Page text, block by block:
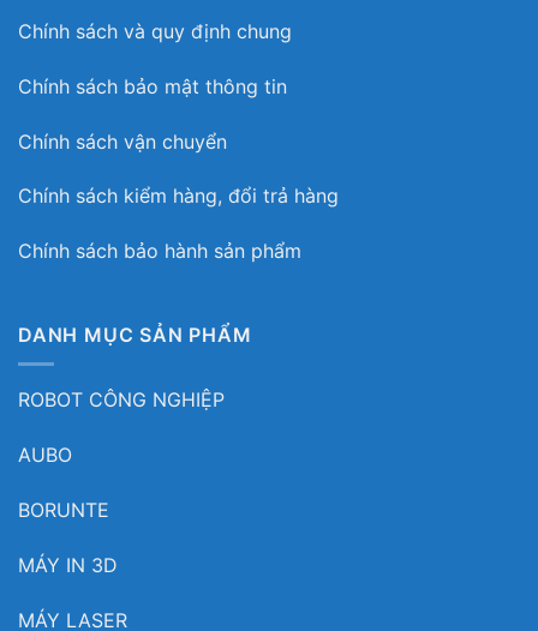
Chính sách và quy định chung
Chính sách bảo mật thông tin
Chính sách vận chuyển
Chính sách kiểm hàng, đổi trả hàng
Chính sách bảo hành sản phẩm
DANH MỤC SẢN PHẨM
ROBOT CÔNG NGHIỆP
AUBO
BORUNTE
MÁY IN 3D
MÁY LASER